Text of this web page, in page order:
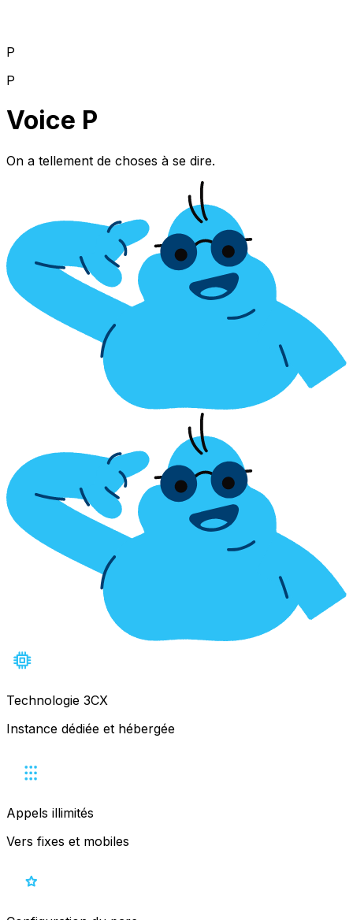
P
P
Voice P
On a tellement de choses à se dire.
Technologie 3CX
Instance dédiée et hébergée
Appels illimités
Vers fixes et mobiles